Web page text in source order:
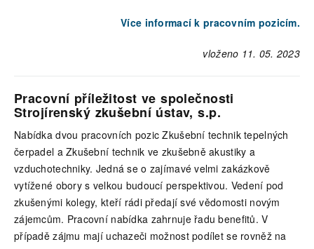
Více informací k pracovním pozicím.
vloženo 11. 05. 2023
Pracovní příležitost ve společnosti
Strojírenský zkušební ústav, s.p.
Nabídka dvou pracovních pozic Zkušební technik tepelných
čerpadel a Zkušební technik ve zkušebně akustiky a
vzduchotechniky. Jedná se o zajímavé velmi zakázkově
vytížené obory s velkou budoucí perspektivou. Vedení pod
zkušenými kolegy, kteří rádi předají své vědomosti novým
zájemcům. Pracovní nabídka zahrnuje řadu benefitů. V
případě zájmu mají uchazeči možnost podílet se rovněž na